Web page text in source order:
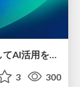
3 300